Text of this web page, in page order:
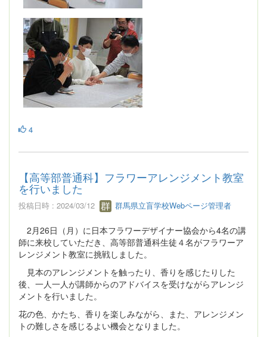
4
【高等部普通科】フラワーアレンジメント教室
を行いました
投稿日時 : 2024/03/12 群馬県立盲学校Webページ管理者
2月26日（月）に日本フラワーデザイナー協会から4名の講
師に来校していただき、高等部普通科生徒４名がフラワーア
レンジメント教室に挑戦しました。
見本のアレンジメントを触ったり、香りを感じたりした
後、一人一人が講師からのアドバイスを受けながらアレンジ
メントを行いました。
花の色、かたち、香りを楽しみながら、また、アレンジメン
トの難しさを感じるよい機会となりました。